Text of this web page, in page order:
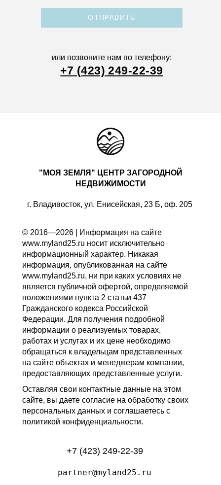
ОТПРАВИТЬ
или позвоните нам по телефону:
+7 (423) 249-22-39
"МОЯ ЗЕМЛЯ" ЦЕНТР ЗАГОРОДНОЙ
НЕДВИЖИМОСТИ
г. Владивосток, ул. Енисейская, 23 Б, оф. 205
© 2016—2026 | Информация на сайте
www.myland25.ru носит исключительно
информационный характер. Никакая
информация, опубликованная на сайте
www.myland25.ru, ни при каких условиях не
является публичной офертой, определяемой
положениями пункта 2 статьи 437
Гражданского кодекса Российской
Федерации. Для получения подробной
информации о реализуемых товарах,
работах и услугах и их цене необходимо
обращаться к владельцам представленных
на сайте объектах и менеджерам компании,
предоставляющих представленные услуги.
Оставляя свои контактные данные на этом
сайте, вы даете согласие на обработку своих
персональных данных и соглашаетесь с
политикой конфиденциальности.
+7 (423) 249-22-39
partner@myland25.ru